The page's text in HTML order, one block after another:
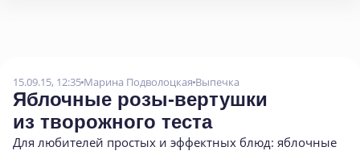
15.09.15, 12:35 Марина Подволоцкая Выпечка
Яблочные розы-вертушки
из творожного теста
Для любителей простых и эффектных блюд: яблочные